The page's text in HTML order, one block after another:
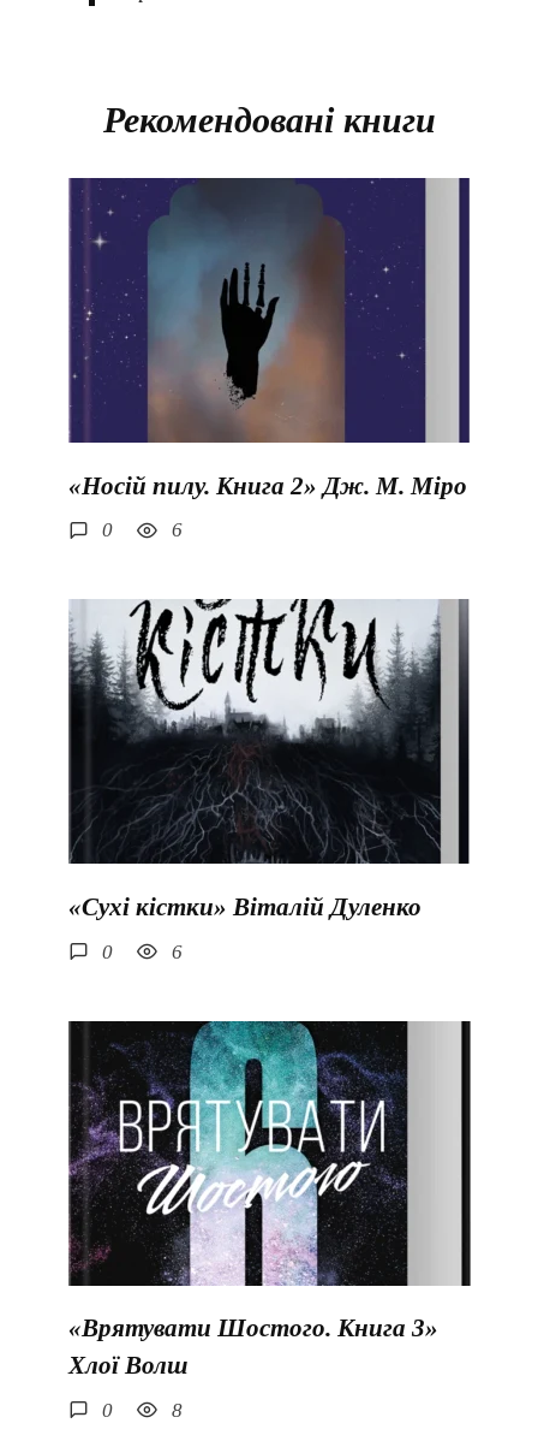
Рекомендовані книги
«Носій пилу. Книга 2» Дж. М. Міро
0 6
«Сухі кістки» Віталій Дуленко
0 6
«Врятувати Шостого. Книга 3»
Хлої Волш
0 8